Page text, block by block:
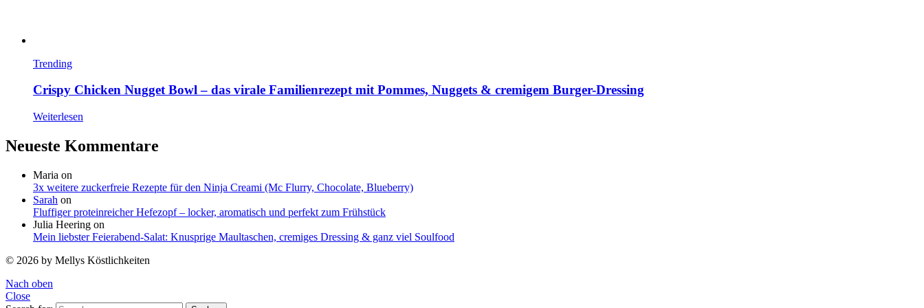
Trending
Crispy Chicken Nugget Bowl – das virale Familienrezept mit Pommes, Nuggets & cremigem Burger-Dressing
Weiterlesen
Neueste Kommentare
Maria on
3x weitere zuckerfreie Rezepte für den Ninja Creami (Mc Flurry, Chocolate, Blueberry)
Sarah on
Fluffiger proteinreicher Hefezopf – locker, aromatisch und perfekt zum Frühstück
Julia Heering on
Mein liebster Feierabend-Salat: Knusprige Maultaschen, cremiges Dressing & ganz viel Soulfood
© 2026 by Mellys Köstlichkeiten
Nach oben
Close